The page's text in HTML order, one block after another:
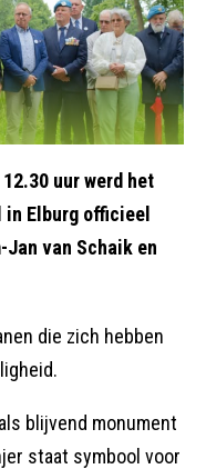
12.30 uur werd het
Elburg officieel
Jan van Schaik en
die zich hebben
blijvend monument
staat symbool voor